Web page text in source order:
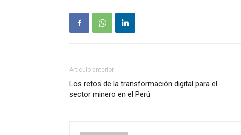
Artículo anterior
Los retos de la transformación digital para el
sector minero en el Perú